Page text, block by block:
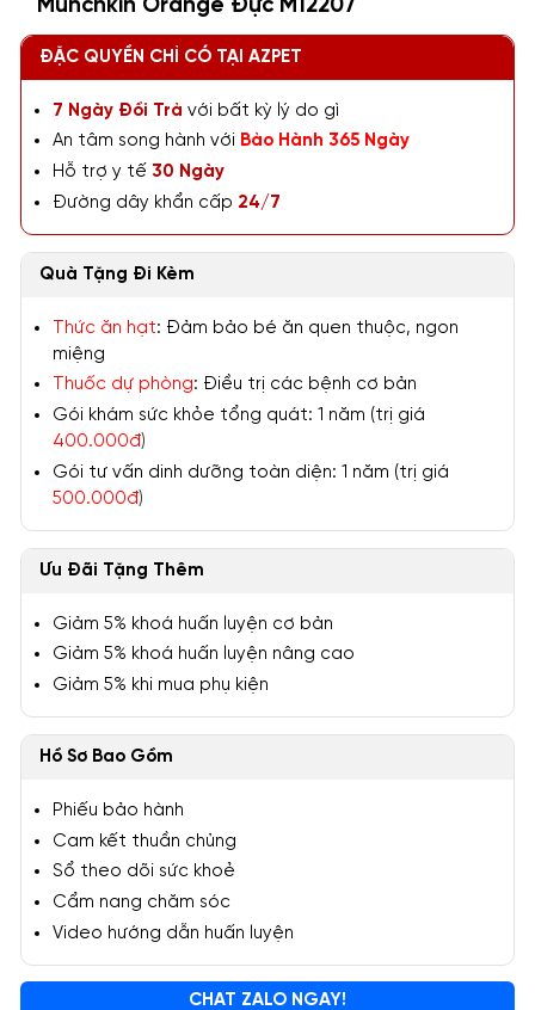
Munchkin Orange Đực M12207
ĐẶC QUYỀN CHỈ CÓ TẠI AZPET
7 Ngày Đổi Trả với bất kỳ lý do gì
An tâm song hành với Bảo Hành 365 Ngày
Hỗ trợ y tế 30 Ngày
Đường dây khẩn cấp 24/7
Quà Tặng Đi Kèm
Thức ăn hạt: Đảm bảo bé ăn quen thuộc, ngon
miệng
Thuốc dự phòng: Điều trị các bệnh cơ bản
Gói khám sức khỏe tổng quát: 1 năm (trị giá
400.000đ)
Gói tư vấn dinh dưỡng toàn diện: 1 năm (trị giá
500.000đ)
Ưu Đãi Tặng Thêm
Giảm 5% khoá huấn luyện cơ bản
Giảm 5% khoá huấn luyện nâng cao
Giảm 5% khi mua phụ kiện
Hồ Sơ Bao Gồm
Phiếu bảo hành
Cam kết thuần chủng
Sổ theo dõi sức khoẻ
Cẩm nang chăm sóc
Video hướng dẫn huấn luyện
CHAT ZALO NGAY!